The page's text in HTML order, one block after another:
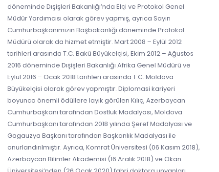
döneminde Dışişleri Bakanlığı’nda Elçi ve Protokol Genel
Müdür Yardımcısı olarak görev yapmış, ayrıca Sayın
Cumhurbaşkanımızın Başbakanlığı döneminde Protokol
Müdürü olarak da hizmet etmiştir. Mart 2008 – Eylül 2012
tarihleri arasında T.C. Bakü Büyükelçisi, Ekim 2012 – Ağustos
2016 döneminde Dışişleri Bakanlığı Afrika Genel Müdürü ve
Eylül 2016 – Ocak 2018 tarihleri arasında T.C. Moldova
Büyükelçisi olarak görev yapmıştır. Diplomasi kariyeri
boyunca önemli ödüllere layık görülen Kılıç, Azerbaycan
Cumhurbaşkanı tarafından Dostluk Madalyası, Moldova
Cumhurbaşkanı tarafından 2018 yılında Şeref Madalyası ve
Gagauzya Başkanı tarafından Başkanlık Madalyası ile
onurlandırılmıştır. Ayrıca, Komrat Üniversitesi (06 Kasım 2018),
Azerbaycan Bilimler Akademisi (16 Aralık 2018) ve Okan